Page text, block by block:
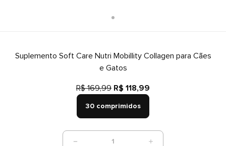
Suplemento Soft Care Nutri Mobillity Collagen para Cães
e Gatos
R$ 169,99 R$ 118,99
30 comprimidos
1